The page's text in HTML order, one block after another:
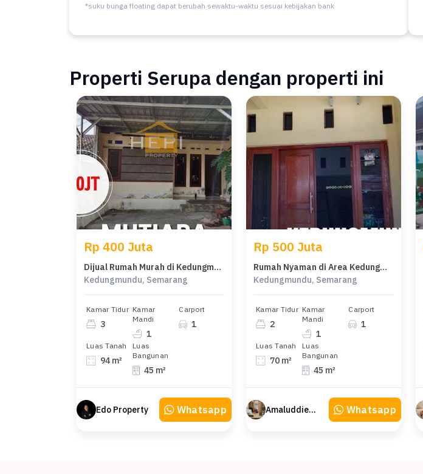
*suku bunga floating dapat berubah sewaktu-waktu sesuai kebijakan bank
Properti Serupa dengan properti ini
Rp 400 Juta
Dijual Rumah Murah di Kedungmundu, Semarang - Luas Tanah 94m²
Kedungmundu, Semarang
Kamar Tidur
3
Kamar
Mandi
1
Carport
1
Luas Tanah
94 m²
Luas
Bangunan
45 m²
Edo Property Whatsapp
Rp 500 Juta
Rumah Nyaman di Area Kedungmundu, Semarang, LT 70m², Harga 500 Juta
Kedungmundu, Semarang
Kamar Tidur
2
Kamar
Mandi
1
Carport
1
Luas Tanah
70 m²
Luas
Bangunan
45 m²
Amaluddien Property Whatsapp